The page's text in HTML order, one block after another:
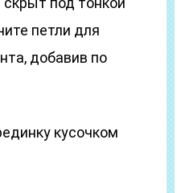
петли для
добавив по
кусочком